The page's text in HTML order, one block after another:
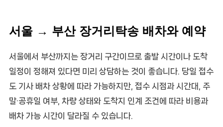
서울 → 부산 장거리탁송 배차와 예약
서울에서 부산까지는 장거리 구간이므로 출발 시간이나 도착
일정이 정해져 있다면 미리 상담하는 것이 좋습니다. 당일 접수
도 기사 배차 상황에 따라 가능하지만, 접수 시점과 시간대, 주
말·공휴일 여부, 차량 상태와 도착지 인계 조건에 따라 비용과
배차 가능 시간이 달라질 수 있습니다.